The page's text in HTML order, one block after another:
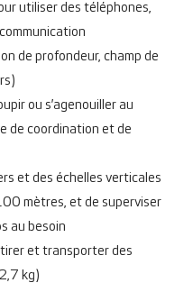
utiliser des téléphones,
de profondeur, champ de
ou s’agenouiller au
de coordination et de
et des échelles verticales
mètres, et de superviser
au besoin
tirer et transporter des
kg)